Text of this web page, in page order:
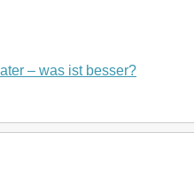
– was ist besser?